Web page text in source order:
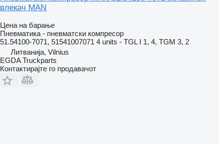
влекач MAN
Цена на барање
Пневматика - пневматски компресор
51.54100-7071, 51541007071 4 units - TGL I 1, 4, TGM 3, 2
Литванија, Vilnius
EGDA Truckparts
Контактирајте го продавачот